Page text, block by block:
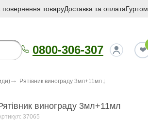
повернення товаруДоставка та оплатаГуртом
0800-306-307
Рятiвник винограду 3мл+11мл
винограду 3мл+11мл
37065